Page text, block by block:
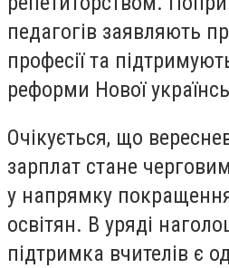
педагогів заявляють
професії та
реформи Нової
Очікується, що
зарплат стане
у напрямку
освітян. В уряді
підтримка вчителів є